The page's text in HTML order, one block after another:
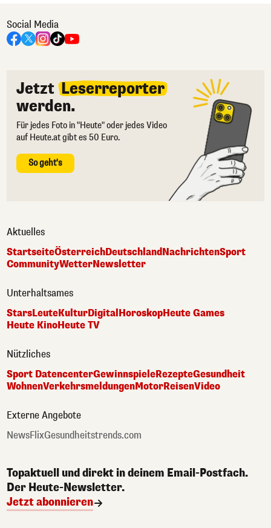
Social Media
Jetzt Leserreporter
werden.
Für jedes Foto in "Heute" oder jedes Video
auf Heute.at gibt es 50 Euro.
So geht's
Aktuelles
StartseiteÖsterreichDeutschlandNachrichtenSport
CommunityWetterNewsletter
Unterhaltsames
StarsLeuteKulturDigitalHoroskopHeute Games
Heute KinoHeute TV
Nützliches
Sport DatencenterGewinnspieleRezepteGesundheit
WohnenVerkehrsmeldungenMotorReisenVideo
Externe Angebote
NewsFlixGesundheitstrends.com
Topaktuell und direkt in deinem Email-Postfach.
Der Heute-Newsletter.
Jetzt abonnieren